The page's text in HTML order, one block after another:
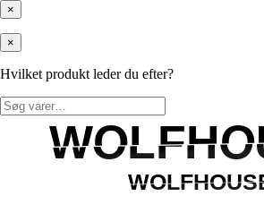
×
×
Hvilket produkt leder du efter?
Søg
efter: